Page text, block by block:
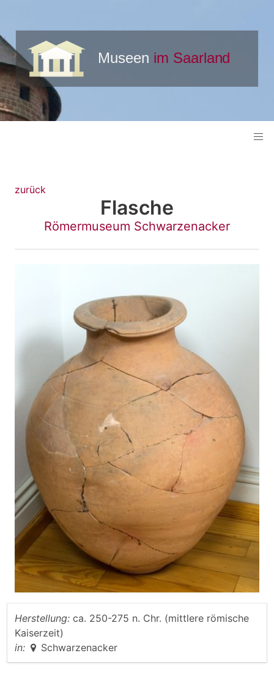
zurück
Flasche
Römermuseum Schwarzenacker
Herstellung: ca. 250-275 n. Chr. (mittlere römische
Kaiserzeit)
in:
Schwarzenacker